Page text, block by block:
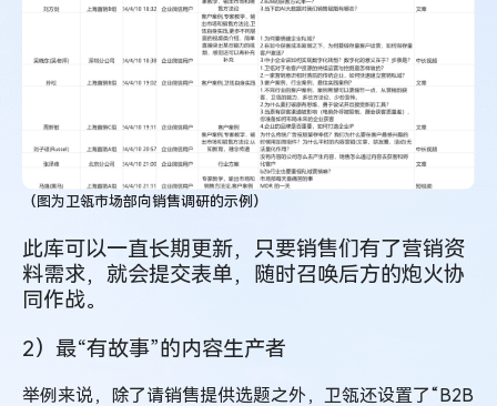
（图为卫瓴市场部向销售调研的示例）
此库可以一直长期更新，只要销售们有了营销资
料需求，就会提交表单，随时召唤后方的炮火协
同作战。
2）最“有故事”的内容生产者
举例来说，除了请销售提供选题之外，卫瓴还设置了“B2B